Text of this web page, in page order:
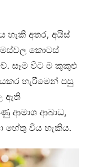
හැකි අතර, අයිස්
මස්වල කොටස්
සෑම විට ම කුකුළු
හැරීමෙන් පසු
ඇති
ආමාශ ආබාධ,
හේතු විය හැකිය.